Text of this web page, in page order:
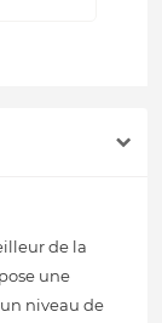
de la
une
niveau de